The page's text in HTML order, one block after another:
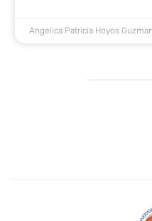
Angelica Patricia Hoyos Guzman